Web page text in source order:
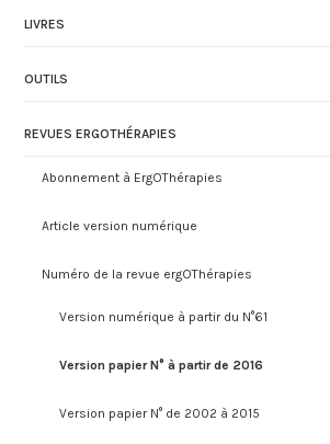
LIVRES
OUTILS
REVUES ERGOTHÉRAPIES
Abonnement à ErgOThérapies
Article version numérique
Numéro de la revue ergOThérapies
Version numérique à partir du N°61
Version papier N° à partir de 2016
Version papier N° de 2002 à 2015